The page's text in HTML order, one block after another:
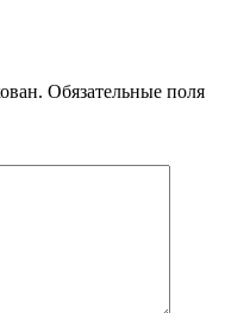
Обязательные поля